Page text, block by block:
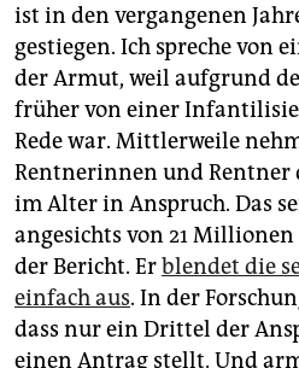
ist in den vergangenen
gestiegen. Ich spreche von
der Armut, weil aufgrund
früher von einer
Rede war. Mittlerweile
Rentnerinnen und Rentner
im Alter in Anspruch. Das
angesichts von 21
der Bericht. Erblendet die
einfach aus. In der
dass nur ein Drittel der
einen Antrag stellt. Und